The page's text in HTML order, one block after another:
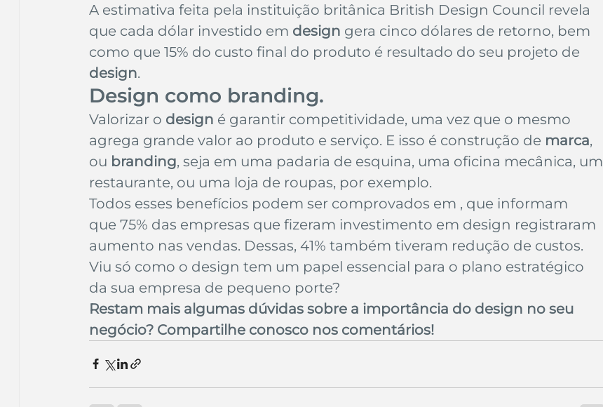
A estimativa feita pela instituição britânica British Design Council revela
que cada dólar investido em design gera cinco dólares de retorno, bem
como que 15% do custo final do produto é resultado do seu projeto de
design.
Design como branding.
Valorizar o design é garantir competitividade, uma vez que o mesmo
agrega grande valor ao produto e serviço. E isso é construção de marca,
ou branding, seja em uma padaria de esquina, uma oficina mecânica, um
restaurante, ou uma loja de roupas, por exemplo.
Todos esses benefícios podem ser comprovados em , que informam
que 75% das empresas que fizeram investimento em design registraram
aumento nas vendas. Dessas, 41% também tiveram redução de custos.
Viu só como o design tem um papel essencial para o plano estratégico
da sua empresa de pequeno porte?
Restam mais algumas dúvidas sobre a importância do design no seu
negócio? Compartilhe conosco nos comentários!